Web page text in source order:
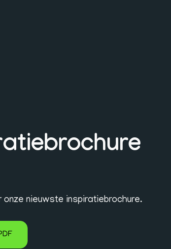
onze nieuwste inspiratiebrochure.